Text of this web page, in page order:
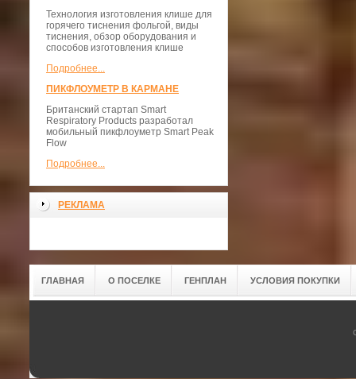
Технология изготовления клише для
горячего тиснения фольгой, виды
тиснения, обзор оборудования и
способов изготовления клише
Подробнее...
ПИКФЛОУМЕТР В КАРМАНЕ
Британский стартап Smart
Respiratory Products разработал
мобильный пикфлоуметр Smart Peak
Flow
Подробнее...
РЕКЛАМА
ГЛАВНАЯ О ПОСЕЛКЕ ГЕНПЛАН УСЛОВИЯ ПОКУПКИ